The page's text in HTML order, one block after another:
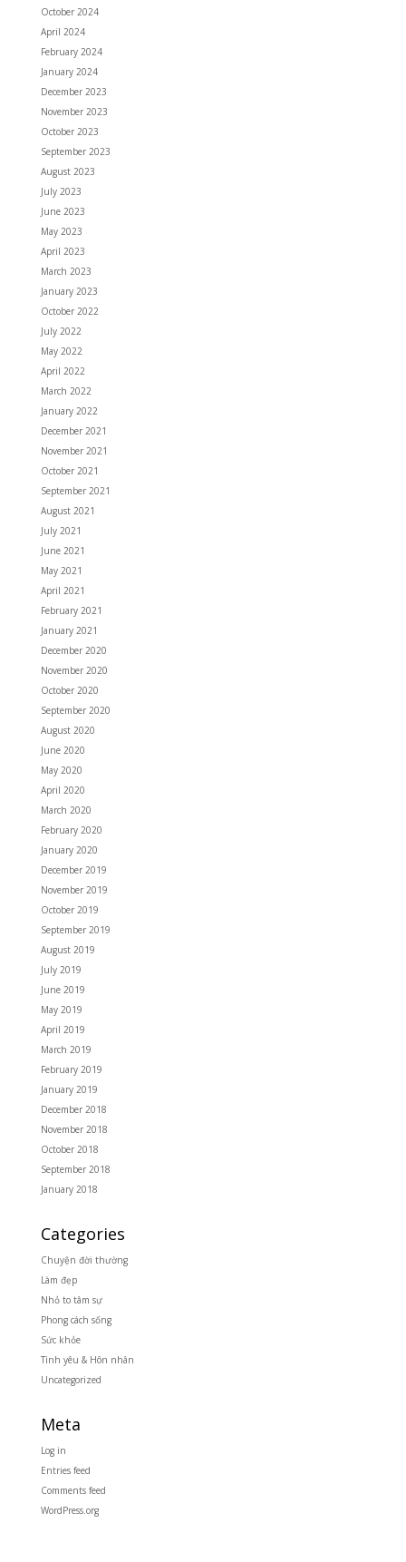
October 2024
April 2024
February 2024
January 2024
December 2023
November 2023
October 2023
September 2023
August 2023
July 2023
June 2023
May 2023
April 2023
March 2023
January 2023
October 2022
July 2022
May 2022
April 2022
March 2022
January 2022
December 2021
November 2021
October 2021
September 2021
August 2021
July 2021
June 2021
May 2021
April 2021
February 2021
January 2021
December 2020
November 2020
October 2020
September 2020
August 2020
June 2020
May 2020
April 2020
March 2020
February 2020
January 2020
December 2019
November 2019
October 2019
September 2019
August 2019
July 2019
June 2019
May 2019
April 2019
March 2019
February 2019
January 2019
December 2018
November 2018
October 2018
September 2018
January 2018
Categories
Chuyện đời thường
Làm đẹp
Nhỏ to tâm sự
Phong cách sống
Sức khỏe
Tình yêu & Hôn nhân
Uncategorized
Meta
Log in
Entries feed
Comments feed
WordPress.org